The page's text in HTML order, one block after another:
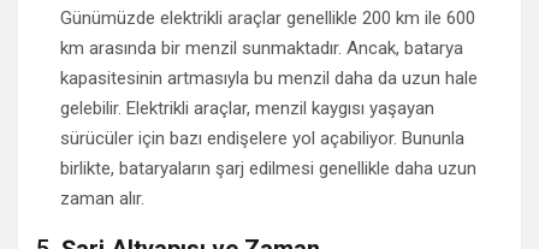
Günümüzde elektrikli araçlar genellikle 200 km ile 600
km arasında bir menzil sunmaktadır. Ancak, batarya
kapasitesinin artmasıyla bu menzil daha da uzun hale
gelebilir. Elektrikli araçlar, menzil kaygısı yaşayan
sürücüler için bazı endişelere yol açabiliyor. Bununla
birlikte, bataryaların şarj edilmesi genellikle daha uzun
zaman alır.